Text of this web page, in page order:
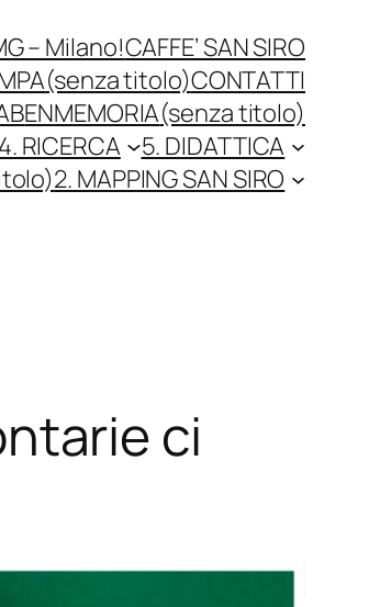
– Milano!CAFFE’ SAN SIRO
(senza titolo)CONTATTI
ENMEMORIA(senza titolo)
4. RICERCA
5. DIDATTICA
2. MAPPING SAN SIRO
ci